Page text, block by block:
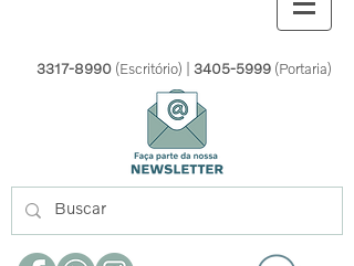
3317-8990 (Escritório) | 3405-5999(Portaria)